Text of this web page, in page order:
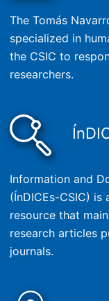
The Tomás
specialized in
the CSIC to
researchers.
Information and
(ÍnDICEs-CSIC)
resource that
research articles
journals.